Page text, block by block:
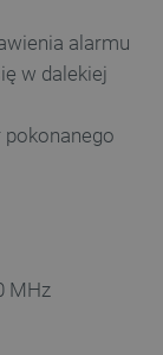
alarmu
w dalekiej
MHz